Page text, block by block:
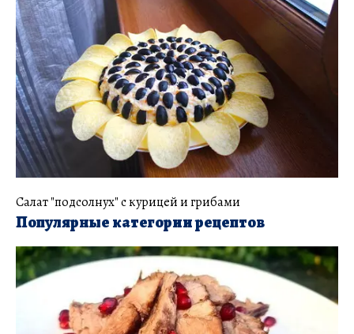
Салат "подсолнух" с курицей и грибами
Популярные категории рецептов